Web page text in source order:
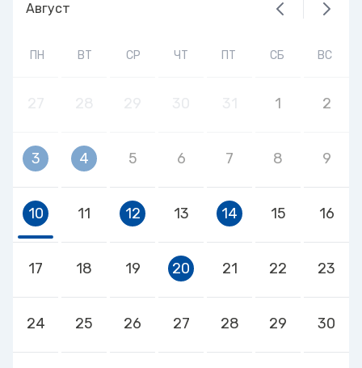
Август
ПН ВТ СР ЧТ ПТ СБ ВС
1 2
3 4 5 6 7 8 9
10 11 12 13 14 15 16
17 18 19 20 21 22 23
24 25 26 27 28 29 30